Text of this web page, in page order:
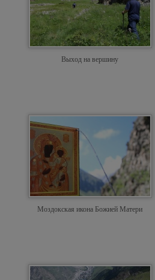
Выход на вершину
Моздокская икона Божией Матери